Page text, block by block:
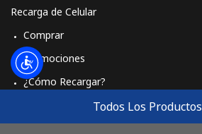
Todos Los Productos
Recarga de Celular
Comprar
Promociones
¿Cómo Recargar?